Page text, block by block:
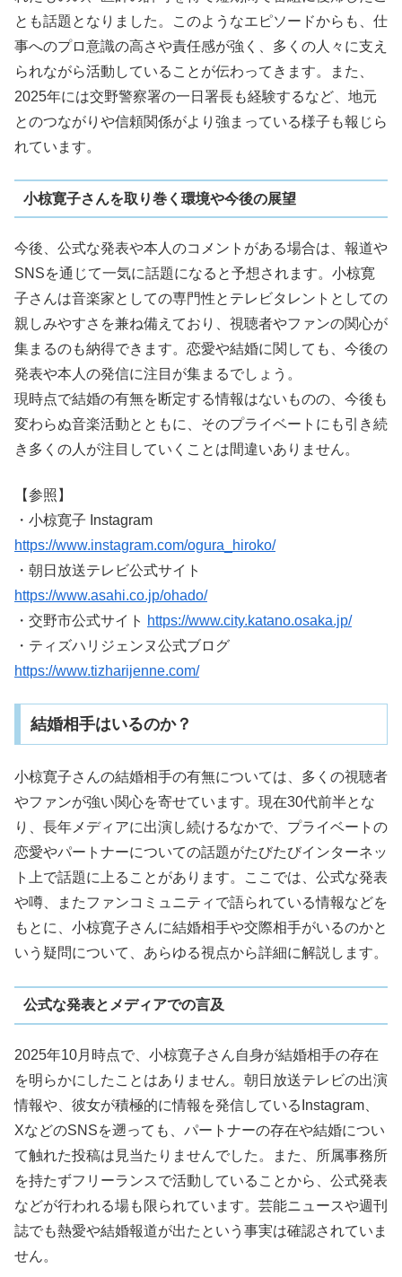
とも話題となりました。このようなエピソードからも、仕
事へのプロ意識の高さや責任感が強く、多くの人々に支え
られながら活動していることが伝わってきます。また、
2025年には交野警察署の一日署長も経験するなど、地元
とのつながりや信頼関係がより強まっている様子も報じら
れています。
小椋寛子さんを取り巻く環境や今後の展望
今後、公式な発表や本人のコメントがある場合は、報道や
SNSを通じて一気に話題になると予想されます。小椋寛
子さんは音楽家としての専門性とテレビタレントとしての
親しみやすさを兼ね備えており、視聴者やファンの関心が
集まるのも納得できます。恋愛や結婚に関しても、今後の
発表や本人の発信に注目が集まるでしょう。
現時点で結婚の有無を断定する情報はないものの、今後も
変わらぬ音楽活動とともに、そのプライベートにも引き続
き多くの人が注目していくことは間違いありません。
【参照】
・小椋寛子 Instagram
https://www.instagram.com/ogura_hiroko/
・朝日放送テレビ公式サイト
https://www.asahi.co.jp/ohado/
・交野市公式サイト https://www.city.katano.osaka.jp/
・ティズハリジェンヌ公式ブログ
https://www.tizharijenne.com/
結婚相手はいるのか？
小椋寛子さんの結婚相手の有無については、多くの視聴者
やファンが強い関心を寄せています。現在30代前半とな
り、長年メディアに出演し続けるなかで、プライベートの
恋愛やパートナーについての話題がたびたびインターネッ
ト上で話題に上ることがあります。ここでは、公式な発表
や噂、またファンコミュニティで語られている情報などを
もとに、小椋寛子さんに結婚相手や交際相手がいるのかと
いう疑問について、あらゆる視点から詳細に解説します。
公式な発表とメディアでの言及
2025年10月時点で、小椋寛子さん自身が結婚相手の存在
を明らかにしたことはありません。朝日放送テレビの出演
情報や、彼女が積極的に情報を発信しているInstagram、
XなどのSNSを遡っても、パートナーの存在や結婚につい
て触れた投稿は見当たりませんでした。また、所属事務所
を持たずフリーランスで活動していることから、公式発表
などが行われる場も限られています。芸能ニュースや週刊
誌でも熱愛や結婚報道が出たという事実は確認されていま
せん。